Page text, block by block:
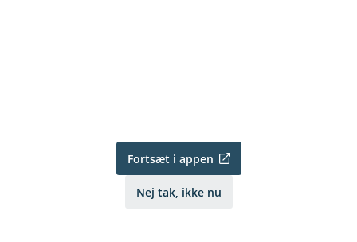
Fortsæt i appen
Nej tak, ikke nu